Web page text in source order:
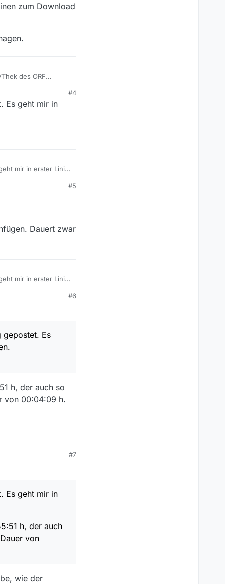
zum Download
des ORF
#4
Es geht mir in
mir in erster Linie
#5
Dauert zwar
mir in erster Linie
#6
gepostet. Es
h, der auch so
von 00:04:09 h.
h.
#7
Es geht mir in
h, der auch
von
wie der